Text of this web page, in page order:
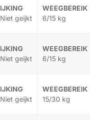
Niet geijkt 6/15 kg
Niet geijkt 6/15 kg
Niet geijkt 15/30 kg